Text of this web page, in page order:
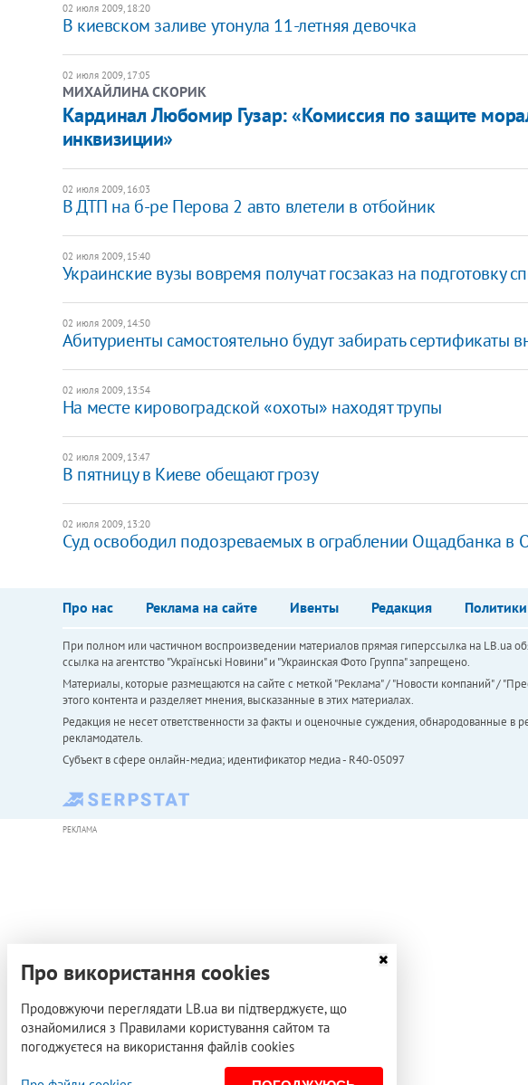
02 июля 2009, 18:20
В киевском заливе утонула 11-летняя девочка
02 июля 2009, 17:05
МИХАЙЛИНА СКОРИК
Кардинал Любомир Гузар: «Комиссия по защите
инквизиции»
02 июля 2009, 16:03
В ДТП на б-ре Перова 2 авто влетели в отбойник
02 июля 2009, 15:40
Украинские вузы вовремя получат госзаказ на подготовку
02 июля 2009, 14:50
Абитуриенты самостоятельно будут забирать сертификаты
02 июля 2009, 13:54
На месте кировоградской «охоты» находят трупы
02 июля 2009, 13:47
В пятницу в Киеве обещают грозу
02 июля 2009, 13:20
Суд освободил подозреваемых в ограблении Ощадбанка в
Про нас Реклама на сайте Ивенты Редакция
При полном или частичном воспроизведении материалов прямая гиперссылка на LB.ua
ссылка на агентство "Українськi Новини" и "Украинская Фото Группа" запрещено.
Материалы, которые размещаются на сайте с меткой "Реклама" / "Новости компаний" /
этого контента и разделяет мнения, высказанные в этих материалах.
Редакция не несет ответственности за факты и оценочные суждения, обнародованные в
рекламодатель.
Субъект в сфере онлайн-медиа; идентификатор медиа - R40-05097
РЕКЛАМА
Про використання cookies
Продовжуючи переглядати LB.ua ви підтверджуєте, що
ознайомилися з Правилами користування сайтом та
погоджуєтеся на використання файлів cookies